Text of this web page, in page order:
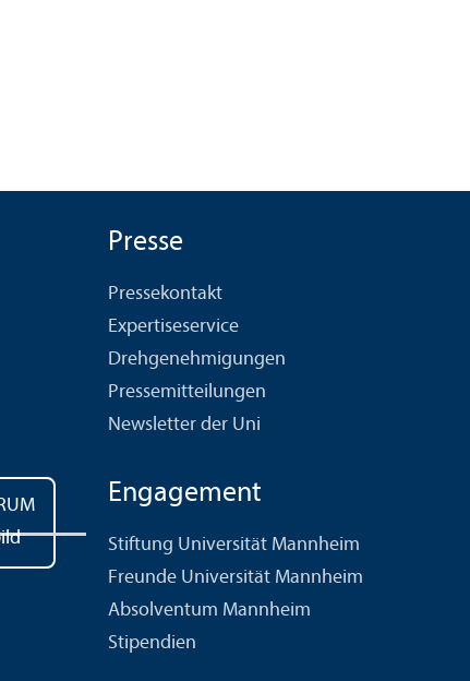
Presse
Pressekontakt
Expertiseservice
Drehgenehmigungen
Pressemitteilungen
Newsletter der Uni
Engagement
Stiftung Universität Mannheim
Freunde Universität Mannheim
Absolventum Mannheim
Stipendien